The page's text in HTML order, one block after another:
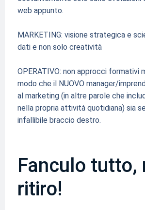
web appunto.
MARKETING: visione strategica e
dati e non solo creatività
OPERATIVO: non approcci formativi
modo che il NUOVO manager/
al marketing (in altre parole che
nella propria attività quotidiana) sia
infallibile braccio destro.
Fanculo tutto,
ritiro!